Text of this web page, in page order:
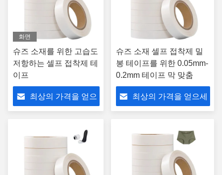
화면
슈즈 소재를 위한 고습도
저항하는 셀프 접착제 테
이프
최상의 가격을 얻으
슈즈 소재 셀프 접착제 밀
봉 테이프를 위한 0.05mm-
0.2mm 테이프 막 맞춤
최상의 가격을 얻으세